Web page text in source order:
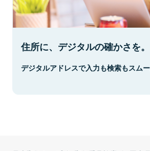
住所に、デジタルの確かさを。
デジタルアドレスで入力も検索もスムー